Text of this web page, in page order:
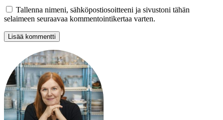
Tallenna nimeni, sähköpostiosoitteeni ja sivustoni tähän
selaimeen seuraavaa kommentointikertaa varten.